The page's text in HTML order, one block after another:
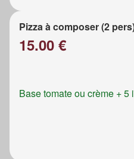
Pizza à composer (2
15.00 €
Base tomate ou crème +